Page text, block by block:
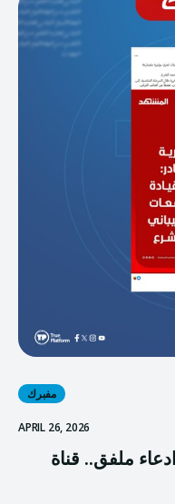
مفبرك
APRIL 26, 2026
ادعاء ملفق.. قناة i24 العبرية لم تنشر أنباء عن